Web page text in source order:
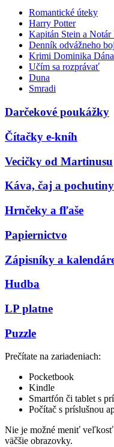
Romantické úteky
Harry Potter
Kapitán Stein a Notár
Denník odvážneho
Krimi Dominika Dána
Učím sa rozprávať
Duna
Smradi
Darčekové poukážky
Čítačky e-kníh
Vecičky od Martinusu
Káva, čaj a pochutiny
Hrnčeky a fľaše
Papiernictvo
Zápisníky a
Hudba
LP platne
Puzzle
Prečítate na zariadeniach:
Pocketbook
Kindle
Smartfón či tablet s
Počítač s príslušnou
Nie je možné meniť veľkosť
väčšie obrazovky.